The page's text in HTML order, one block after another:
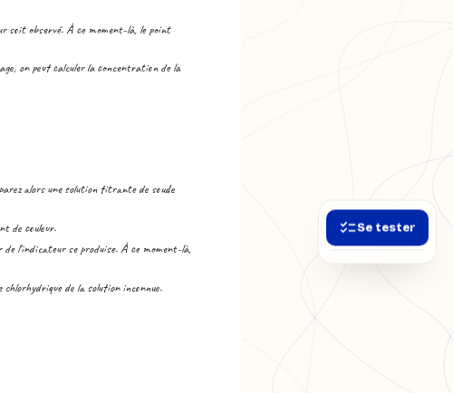
Se tester
soit observé. À ce moment-là, le point
on peut calculer la concentration de la
alors une solution titrante de soude
de couleur.
de l'indicateur se produise. À ce moment-là,
de la solution inconnue.